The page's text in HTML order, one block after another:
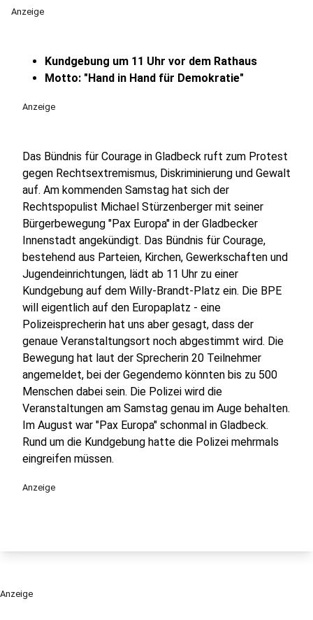
Anzeige
Kundgebung um 11 Uhr vor dem Rathaus
Motto: "Hand in Hand für Demokratie"
Anzeige
Das Bündnis für Courage in Gladbeck ruft zum Protest
gegen Rechtsextremismus, Diskriminierung und Gewalt
auf. Am kommenden Samstag hat sich der
Rechtspopulist Michael Stürzenberger mit seiner
Bürgerbewegung "Pax Europa" in der Gladbecker
Innenstadt angekündigt. Das Bündnis für Courage,
bestehend aus Parteien, Kirchen, Gewerkschaften und
Jugendeinrichtungen, lädt ab 11 Uhr zu einer
Kundgebung auf dem Willy-Brandt-Platz ein. Die BPE
will eigentlich auf den Europaplatz - eine
Polizeisprecherin hat uns aber gesagt, dass der
genaue Veranstaltungsort noch abgestimmt wird. Die
Bewegung hat laut der Sprecherin 20 Teilnehmer
angemeldet, bei der Gegendemo könnten bis zu 500
Menschen dabei sein. Die Polizei wird die
Veranstaltungen am Samstag genau im Auge behalten.
Im August war "Pax Europa" schonmal in Gladbeck.
Rund um die Kundgebung hatte die Polizei mehrmals
eingreifen müssen.
Anzeige
Anzeige